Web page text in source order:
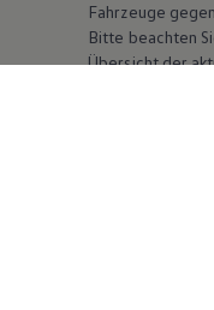
Fahrzeuge
Bitte beachten
Übersicht der